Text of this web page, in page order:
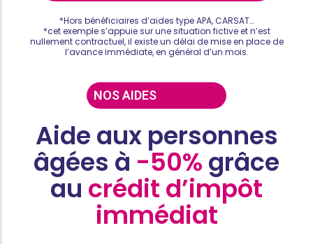
*Hors bénéficiaires d’aides type APA, CARSAT…
*cet exemple s’appuie sur une situation fictive et n’est
nullement contractuel, il existe un délai de mise en place de
l’avance immédiate, en général d’un mois.
NOS AIDES
Aide aux personnes
âgées à -50% grâce
au crédit d’impôt
immédiat